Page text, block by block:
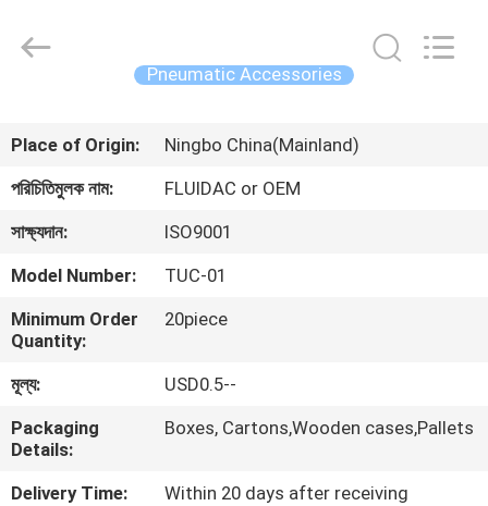
পণ্য
আমাদের
কারখানা
AUTOMATIC
CONTROL
Pneumatic Accessories
Place of Origin:
Ningbo China(Mainland)
পরিচিতিমুলক নাম:
FLUIDAC or OEM
সাক্ষ্যদান:
ISO9001
Model Number:
TUC-01
Minimum Order
Quantity:
20piece
মূল্য:
USD0.5--
Packaging
Details:
Boxes, Cartons,Wooden cases,Pallets
Delivery Time:
Within 20 days after receiving